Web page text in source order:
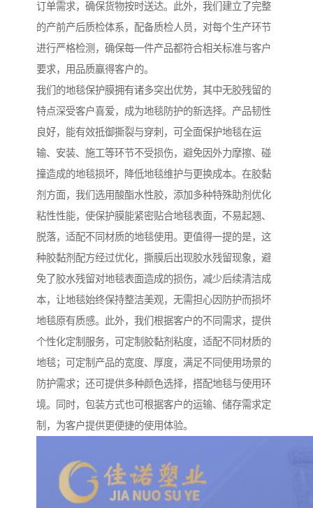
订单需求，确保货物按时送达。此外，我们建立了完整
的产前产后质检体系，配备质检人员，对每个生产环节
进行严格检测，确保每一件产品都符合相关标准与客户
要求，用品质赢得客户的。
我们的地毯保护膜拥有诸多突出优势，其中无胶残留的
特点深受客户喜爱，成为地毯防护的新选择。产品韧性
良好，能有效抵御撕裂与穿刺，可全面保护地毯在运
输、安装、施工等环节不受损伤，避免因外力摩擦、碰
撞造成的地毯损坏，降低地毯维护与更换成本。在胶黏
剂方面，我们选用酸酯水性胶，添加多种特殊助剂优化
粘性性能，使保护膜能紧密贴合地毯表面，不易起翘、
脱落，适配不同材质的地毯使用。更值得一提的是，这
种胶黏剂配方经过优化，撕膜后出现胶水残留现象，避
免了胶水残留对地毯表面造成的损伤，减少后续清洁成
本，让地毯始终保持整洁美观，无需担心因防护而损坏
地毯原有质感。此外，我们根据客户的不同需求，提供
个性化定制服务，可定制胶黏剂粘度，适配不同材质的
地毯；可定制产品的宽度、厚度，满足不同使用场景的
防护需求；还可提供多种颜色选择，搭配地毯与使用环
境。同时，包装方式也可根据客户的运输、储存需求定
制，为客户提供更便捷的使用体验。